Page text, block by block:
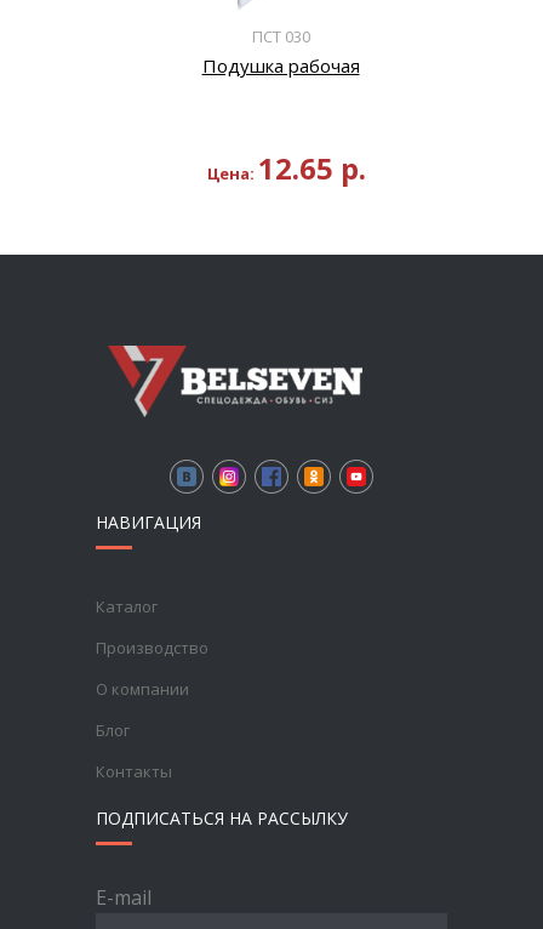
ПСТ 030
Подушка рабочая
Цена: 12.65 р.
НАВИГАЦИЯ
Каталог
Производство
О компании
Блог
Контакты
ПОДПИСАТЬСЯ НА РАССЫЛКУ
E-mail